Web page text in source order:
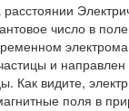
число в
и
Как видите,
поля в